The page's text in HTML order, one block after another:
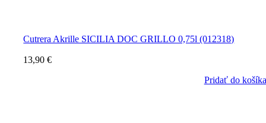
Cutrera Akrille SICILIA DOC GRILLO 0,75l (012318)
13,90€
Pridať do košíka